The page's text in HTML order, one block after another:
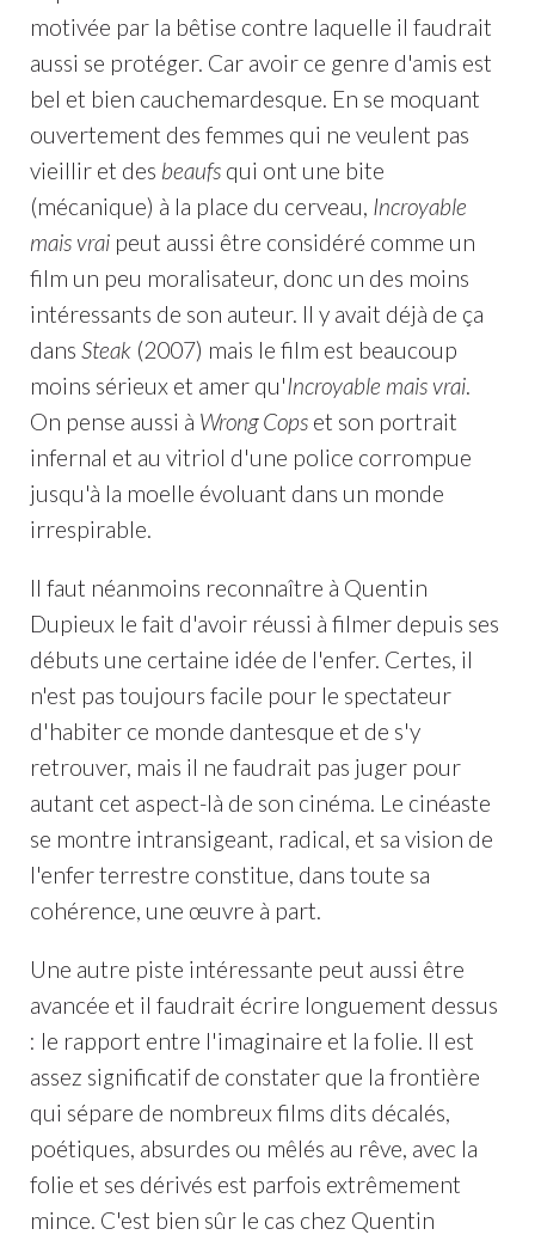
motivée par la bêtise contre laquelle il faudrait
aussi se protéger. Car avoir ce genre d'amis est
bel et bien cauchemardesque. En se moquant
ouvertement des femmes qui ne veulent pas
vieillir et des beaufsqui ont une bite
(mécanique) à la place du cerveau, Incroyable
mais vraipeut aussi être considéré comme un
film un peu moralisateur, donc un des moins
intéressants de son auteur. Il y avait déjà de ça
dans Steak(2007) mais le film est beaucoup
moins sérieux et amer qu'Incroyable mais vrai.
On pense aussi à Wrong Copset son portrait
infernal et au vitriol d'une police corrompue
jusqu'à la moelle évoluant dans un monde
irrespirable.
Il faut néanmoins reconnaître à Quentin
Dupieux le fait d'avoir réussi à filmer depuis ses
débuts une certaine idée de l'enfer. Certes, il
n'est pas toujours facile pour le spectateur
d'habiter ce monde dantesque et de s'y
retrouver, mais il ne faudrait pas juger pour
autant cet aspect-là de son cinéma. Le cinéaste
se montre intransigeant, radical, et sa vision de
l'enfer terrestre constitue, dans toute sa
cohérence, une œuvre à part.
Une autre piste intéressante peut aussi être
avancée et il faudrait écrire longuement dessus
: le rapport entre l'imaginaire et la folie. Il est
assez significatif de constater que la frontière
qui sépare de nombreux films dits décalés,
poétiques, absurdes ou mêlés au rêve, avec la
folie et ses dérivés est parfois extrêmement
mince. C'est bien sûr le cas chez Quentin